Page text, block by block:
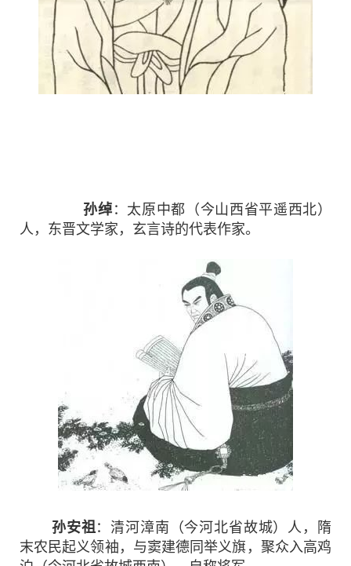
孙绰 ：太原中都（今山西省平遥西北）
人，东晋文学家，玄言诗的代表作家。
孙安祖：清河漳南（今河北省故城）人，隋
末农民起义领袖，与窦建德同举义旗，聚众入高鸡